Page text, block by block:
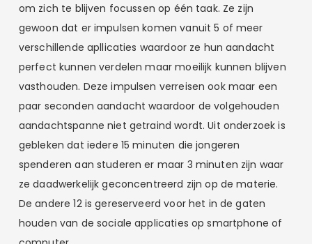
om zich te blijven focussen op één taak. Ze zijn
gewoon dat er impulsen komen vanuit 5 of meer
verschillende apllicaties waardoor ze hun aandacht
perfect kunnen verdelen maar moeilijk kunnen blijven
vasthouden. Deze impulsen verreisen ook maar een
paar seconden aandacht waardoor de volgehouden
aandachtspanne niet getraind wordt. Uit onderzoek is
gebleken dat iedere 15 minuten die jongeren
spenderen aan studeren er maar 3 minuten zijn waar
ze daadwerkelijk geconcentreerd zijn op de materie.
De andere 12 is gereserveerd voor het in de gaten
houden van de sociale applicaties op smartphone of